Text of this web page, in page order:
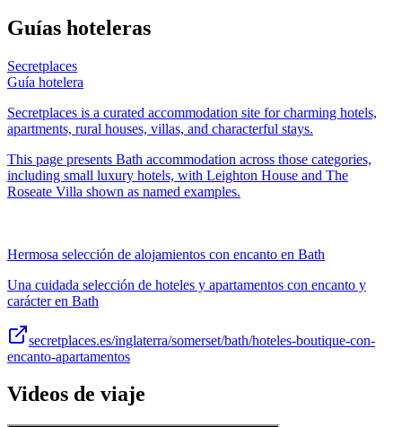
Guías hoteleras
Secretplaces
Guía hotelera
Secretplaces is a curated accommodation site for charming hotels,
apartments, rural houses, villas, and characterful stays.
This page presents Bath accommodation across those categories,
including small luxury hotels, with Leighton House and The
Roseate Villa shown as named examples.
Hermosa selección de alojamientos con encanto en Bath
Una cuidada selección de hoteles y apartamentos con encanto y
carácter en Bath
secretplaces.es/inglaterra/somerset/bath/hoteles-boutique-con-
encanto-apartamentos
Videos de viaje